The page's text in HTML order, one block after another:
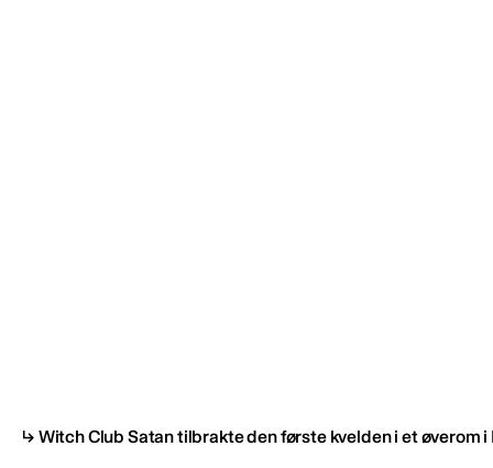
Witch Club Satan tilbrakte den første kvelden i et øverom i